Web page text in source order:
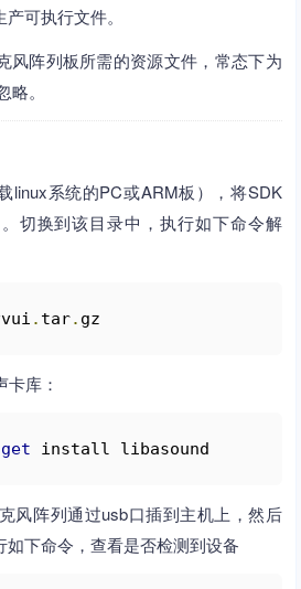
可执行文件。
风阵列板所需的资源文件，常态下为
。
linux系统的PC或ARM板），将SDK
切换到该目录中，执行如下命令解
. tar. gz
库：
get install libasound
风阵列通过usb口插到主机上，然后
下命令，查看是否检测到设备